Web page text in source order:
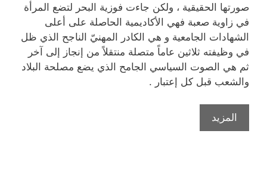
صورتها الحقيقية ، ولكن جاءت فوزية البحر لتضع المرأة
في زاوية صعبة فهي الأكاديمية الحاصلة على أعلى
الشهادات الجامعية و هي الكادر المهنيّ الناجح الذي ظل
في وظيفته ثلاثين عاماً متصلة منتقلاً من إنجاز إلى آخر
ثم هي الصوت السياسي الجامح الذي يضع مصلحة البلاد
والشعب قبل كل إعتبار .
المزيد
البحر